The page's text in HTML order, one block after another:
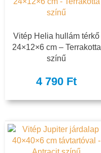
Vitép Helia hullám térkő
24×12×6 cm – Terrakotta
színű
4 790 Ft